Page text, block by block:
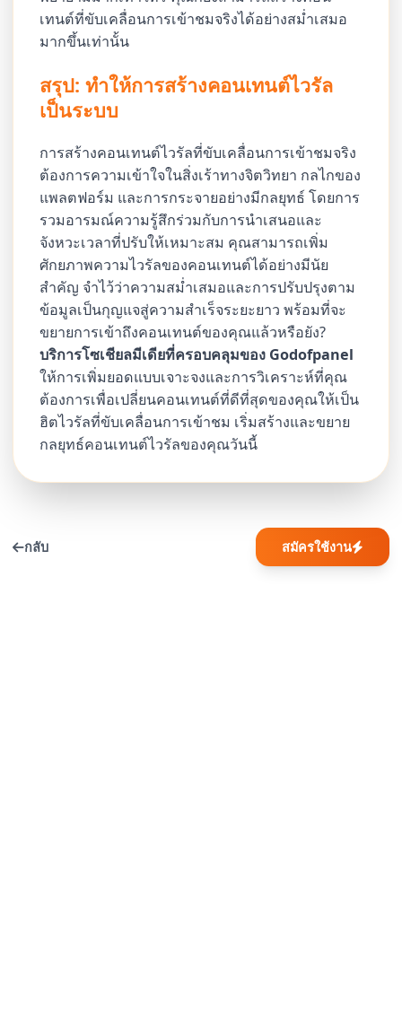
เทนต์ที่ขับเคลื่อนการเข้าชมจริงได้อย่างสม่ำเสมอ
มากขึ้นเท่านั้น
สรุป: ทำให้การสร้างคอนเทนต์ไวรัล
เป็นระบบ
การสร้างคอนเทนต์ไวรัลที่ขับเคลื่อนการเข้าชมจริง
ต้องการความเข้าใจในสิ่งเร้าทางจิตวิทยา กลไกของ
แพลตฟอร์ม และการกระจายอย่างมีกลยุทธ์ โดยการ
รวมอารมณ์ความรู้สึกร่วมกับการนำเสนอและ
จังหวะเวลาที่ปรับให้เหมาะสม คุณสามารถเพิ่ม
ศักยภาพความไวรัลของคอนเทนต์ได้อย่างมีนัย
สำคัญ จำไว้ว่าความสม่ำเสมอและการปรับปรุงตาม
ข้อมูลเป็นกุญแจสู่ความสำเร็จระยะยาว พร้อมที่จะ
ขยายการเข้าถึงคอนเทนต์ของคุณแล้วหรือยัง?
บริการโซเชียลมีเดียที่ครอบคลุมของ Godofpanel
ให้การเพิ่มยอดแบบเจาะจงและการวิเคราะห์ที่คุณ
ต้องการเพื่อเปลี่ยนคอนเทนต์ที่ดีที่สุดของคุณให้เป็น
ฮิตไวรัลที่ขับเคลื่อนการเข้าชม เริ่มสร้างและขยาย
กลยุทธ์คอนเทนต์ไวรัลของคุณวันนี้
กลับ สมัครใช้งาน